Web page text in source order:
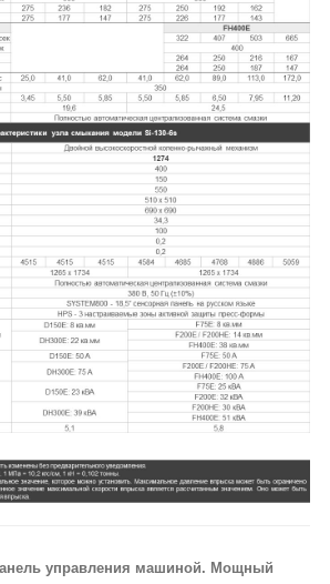
управления машиной. Мощный